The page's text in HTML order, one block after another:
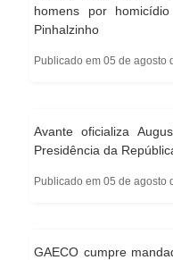
homens por
Pinhalzinho
Publicado em 05 de agosto
Avante oficializa
Presidência da
Publicado em 05 de agosto
GAECO cumpre